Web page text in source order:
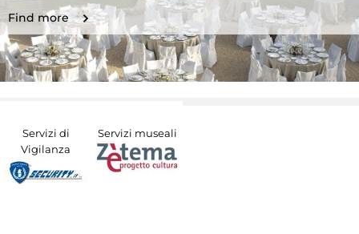
Find more
Servizi di
Vigilanza
Servizi museali